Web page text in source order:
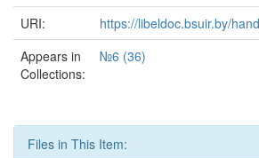
URI:
https://libeldoc.bsuir.by/
Appears in
Collections:
№6 (36)
Files in This Item: